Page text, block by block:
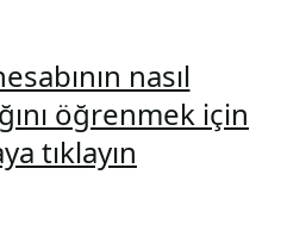
nasıl
öğrenmek için
tıklayın